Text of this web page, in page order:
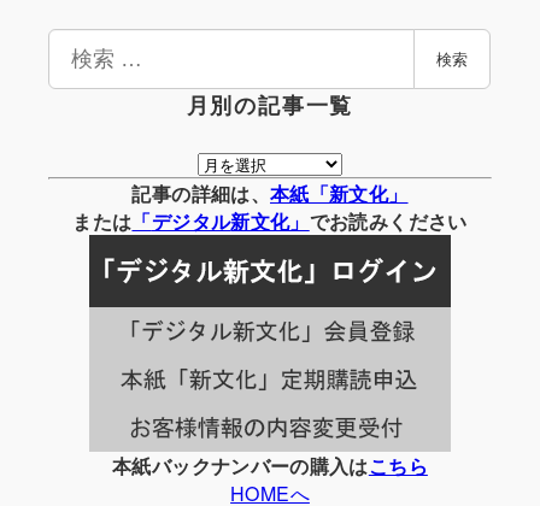
検
検索
月別の記事一覧
月
別
の
事
一
覧
記事の詳細は、 本紙「新文化」
または 「デジタル新文化」 でお読みください
本紙バックナンバーの購入はこちら
HOMEへ